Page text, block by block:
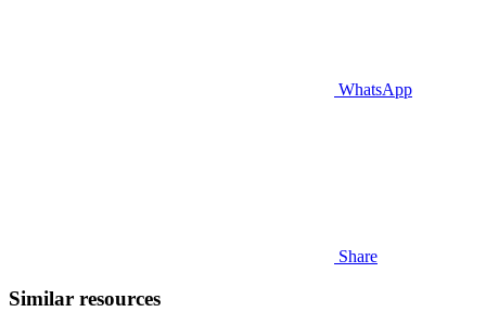
WhatsApp
Share
Similar resources